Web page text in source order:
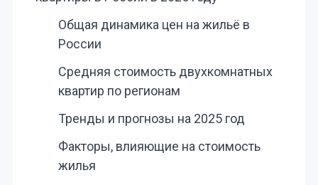
Общая динамика цен на жильё в
России
Средняя стоимость двухкомнатных
квартир по регионам
Тренды и прогнозы на 2025 год
Факторы, влияющие на стоимость
жилья